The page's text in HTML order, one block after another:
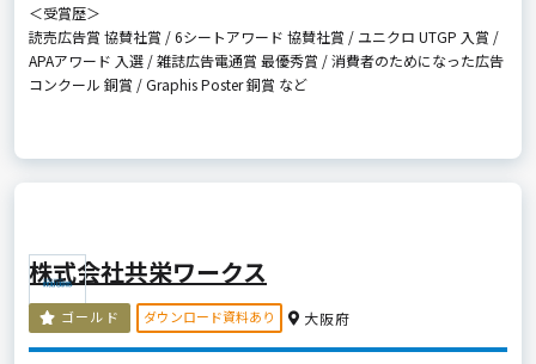
＜受賞歴＞
読売広告賞 協賛社賞 / 6シートアワード 協賛社賞 / ユニクロ UTGP 入賞 /
APAアワード 入選 / 雑誌広告電通賞 最優秀賞 / 消費者のためになった広告
コンクール 銅賞 / Graphis Poster 銅賞 など
株式会社共栄ワークス
ゴールド ダウンロード資料あり 大阪府